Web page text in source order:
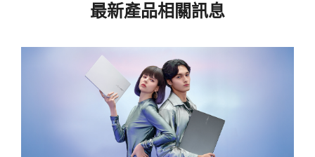
最新產品相關訊息